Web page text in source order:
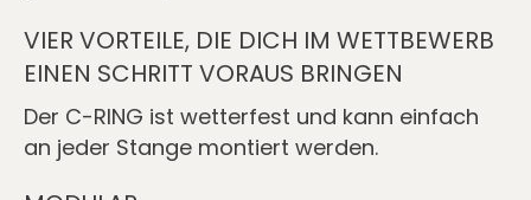
VIER VORTEILE, DIE DICH IM WETTBEWERB
EINEN SCHRITT VORAUS BRINGEN
Der C-RING ist wetterfest und kann einfach
an jeder Stange montiert werden.